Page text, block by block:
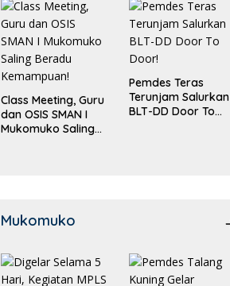
Class Meeting, Guru
dan OSIS SMAN I
Mukomuko Saling
Pemdes Teras
Terunjam Salurkan
BLT-DD Door To
Mukomuko